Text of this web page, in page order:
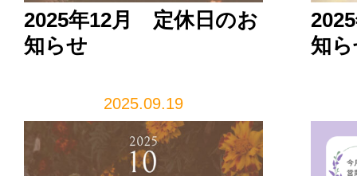
2025年12月 定休日のお
知らせ
知
2025.09.19